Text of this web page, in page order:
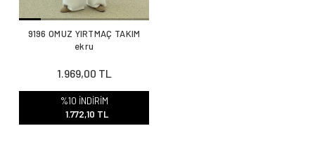
9196 OMUZ YIRTMAÇ TAKIM
ekru
1.969,00 TL
%10 İNDİRİM
1.772,10 TL